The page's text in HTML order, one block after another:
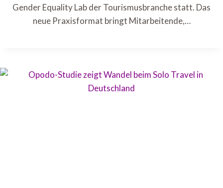
Gender Equality Lab der Tourismusbranche statt. Das
neue Praxisformat bringt Mitarbeitende,…